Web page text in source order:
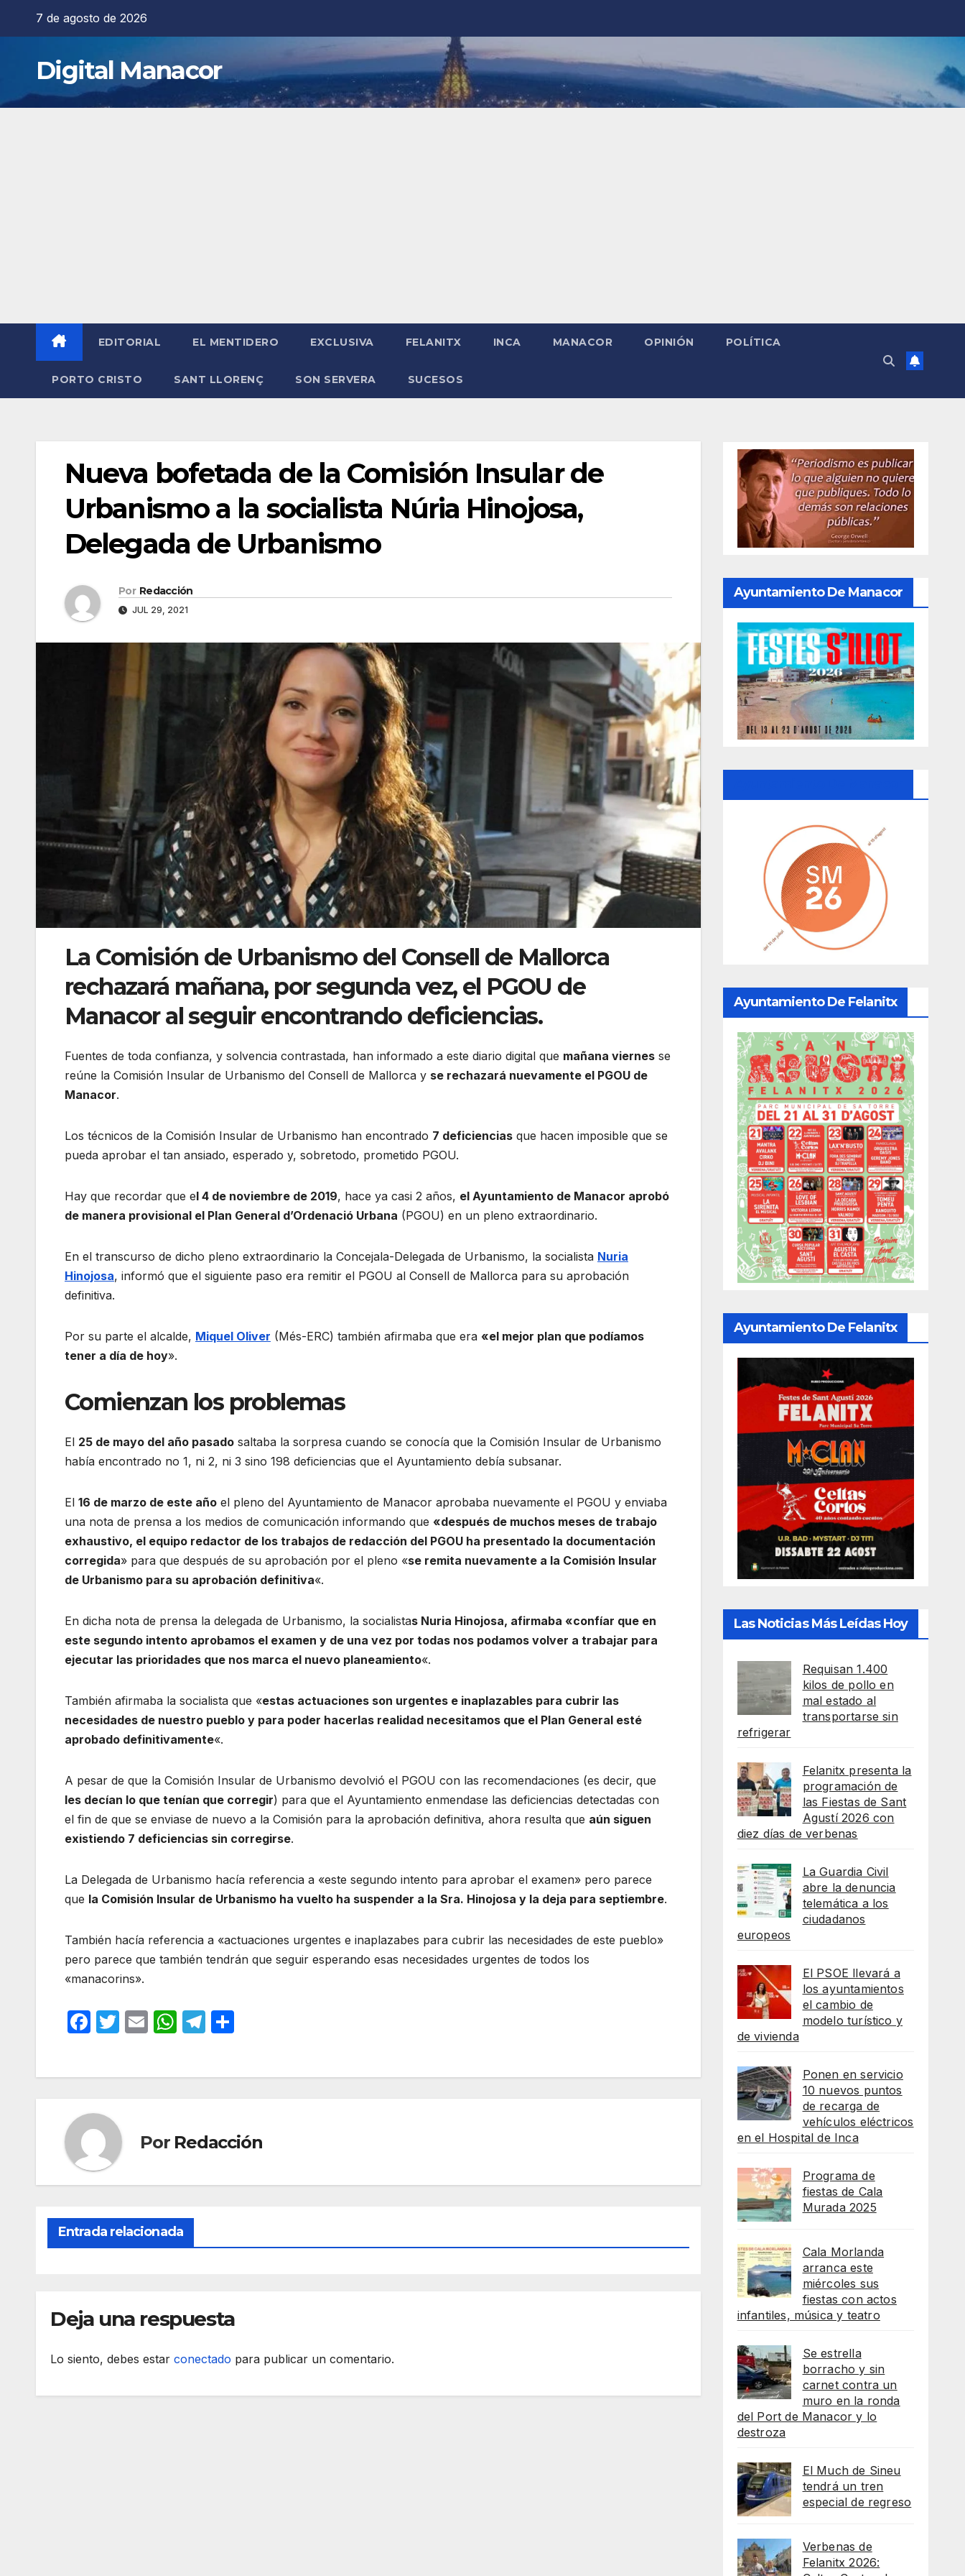
7 de agosto de 2026
Digital Manacor
EDITORIAL EL MENTIDERO EXCLUSIVA FELANITX INCA MANACOR OPINIÓN POLÍTICA
PORTO CRISTO SANT LLORENÇ SON SERVERA SUCESOS
Nueva bofetada de la Comisión Insular de
Urbanismo a la socialista Núria Hinojosa,
Delegada de Urbanismo
Por Redacción
JUL 29, 2021
La Comisión de Urbanismo del Consell de Mallorca
rechazará mañana, por segunda vez, el PGOU de
Manacor al seguir encontrando deficiencias.
Fuentes de toda confianza, y solvencia contrastada, han informado a este diario digital que mañana viernes se
reúne la Comisión Insular de Urbanismo del Consell de Mallorca y se rechazará nuevamente el PGOU de
Manacor.
Los técnicos de la Comisión Insular de Urbanismo han encontrado 7 deficiencias que hacen imposible que se
pueda aprobar el tan ansiado, esperado y, sobretodo, prometido PGOU.
Hay que recordar que el 4 de noviembre de 2019, hace ya casi 2 años, el Ayuntamiento de Manacor aprobó
de manera provisional el Plan General d’Ordenació Urbana (PGOU) en un pleno extraordinario.
En el transcurso de dicho pleno extraordinario la Concejala-Delegada de Urbanismo, la socialista Nuria
Hinojosa, informó que el siguiente paso era remitir el PGOU al Consell de Mallorca para su aprobación
definitiva.
Por su parte el alcalde, Miquel Oliver (Més-ERC) también afirmaba que era «el mejor plan que podíamos
tener a día de hoy».
Comienzan los problemas
El 25 de mayo del año pasado saltaba la sorpresa cuando se conocía que la Comisión Insular de Urbanismo
había encontrado no 1, ni 2, ni 3 sino 198 deficiencias que el Ayuntamiento debía subsanar.
El 16 de marzo de este año el pleno del Ayuntamiento de Manacor aprobaba nuevamente el PGOU y enviaba
una nota de prensa a los medios de comunicación informando que «después de muchos meses de trabajo
exhaustivo, el equipo redactor de los trabajos de redacción del PGOU ha presentado la documentación
corregida» para que después de su aprobación por el pleno «se remita nuevamente a la Comisión Insular
de Urbanismo para su aprobación definitiva«.
En dicha nota de prensa la delegada de Urbanismo, la socialistas Nuria Hinojosa, afirmaba «confíar que en
este segundo intento aprobamos el examen y de una vez por todas nos podamos volver a trabajar para
ejecutar las prioridades que nos marca el nuevo planeamiento«.
También afirmaba la socialista que «estas actuaciones son urgentes e inaplazables para cubrir las
necesidades de nuestro pueblo y para poder hacerlas realidad necesitamos que el Plan General esté
aprobado definitivamente«.
A pesar de que la Comisión Insular de Urbanismo devolvió el PGOU con las recomendaciones (es decir, que
les decían lo que tenían que corregir) para que el Ayuntamiento enmendase las deficiencias detectadas con
el fin de que se enviase de nuevo a la Comisión para la aprobación definitiva, ahora resulta que aún siguen
existiendo 7 deficiencias sin corregirse.
La Delegada de Urbanismo hacía referencia a «este segundo intento para aprobar el examen» pero parece
que la Comisión Insular de Urbanismo ha vuelto ha suspender a la Sra. Hinojosa y la deja para septiembre.
También hacía referencia a «actuaciones urgentes e inaplazabes para cubrir las necesidades de este pueblo»
pero parece que también tendrán que seguir esperando esas necesidades urgentes de todos los
«manacorins».
F
b
o
o
k
T
E
W
p
T
m tir
Por Redacción
Entrada relacionada
Deja una respuesta
Lo siento, debes estar conectado para publicar un comentario.
Ayuntamiento De Manacor
Ayuntamiento De Felanitx
Ayuntamiento De Felanitx
Las Noticias Más Leídas Hoy
Requisan 1.400
kilos de pollo en
mal estado al
transportarse sin
refrigerar
Felanitx presenta la
programación de
las Fiestas de Sant
Agustí 2026 con
diez días de verbenas
La Guardia Civil
abre la denuncia
telemática a los
ciudadanos
europeos
El PSOE llevará a
los ayuntamientos
el cambio de
modelo turístico y
de vivienda
Ponen en servicio
10 nuevos puntos
de recarga de
vehículos eléctricos
en el Hospital de Inca
Programa de
fiestas de Cala
Murada 2025
Cala Morlanda
arranca este
miércoles sus
fiestas con actos
infantiles, música y teatro
Se estrella
borracho y sin
carnet contra un
muro en la ronda
del Port de Manacor y lo
destroza
El Much de Sineu
tendrá un tren
especial de regreso
Verbenas de
Felanitx 2026: